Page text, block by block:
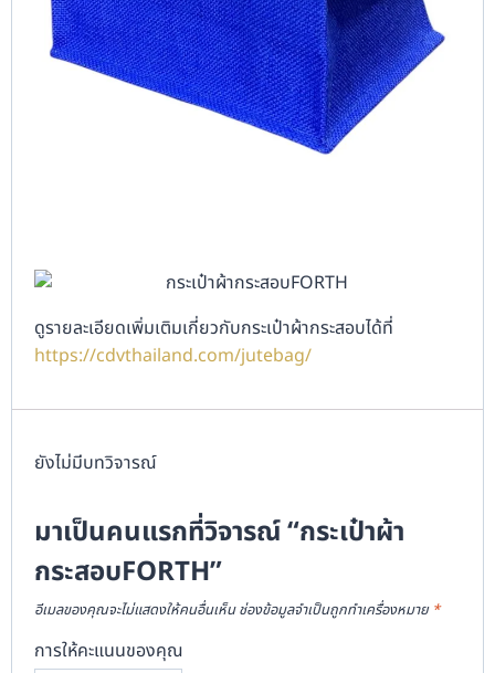
ดูรายละเอียดเพิ่มเติมเกี่ยวกับกระเป๋าผ้ากระสอบได้ที่
https://cdvthailand.com/jutebag/
ยังไม่มีบทวิจารณ์
มาเป็นคนแรกที่วิจารณ์ “กระเป๋าผ้า
กระสอบFORTH”
อีเมลของคุณจะไม่แสดงให้คนอื่นเห็น ช่องข้อมูลจำเป็นถูกทำเครื่องหมาย *
การให้คะแนนของคุณ